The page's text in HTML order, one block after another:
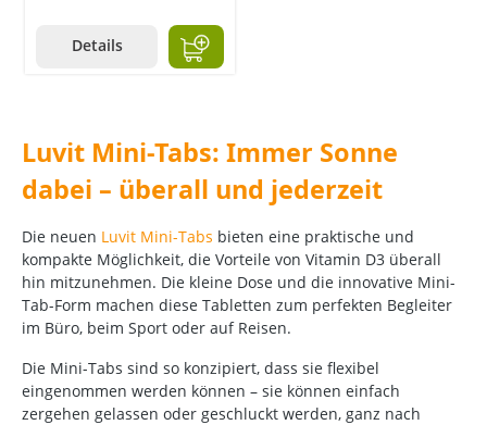
Details
Luvit Mini-Tabs: Immer Sonne
dabei – überall und jederzeit
Die neuen Luvit Mini-Tabs bieten eine praktische und
kompakte Möglichkeit, die Vorteile von Vitamin D3 überall
hin mitzunehmen. Die kleine Dose und die innovative Mini-
Tab-Form machen diese Tabletten zum perfekten Begleiter
im Büro, beim Sport oder auf Reisen.
Die Mini-Tabs sind so konzipiert, dass sie flexibel
eingenommen werden können – sie können einfach
zergehen gelassen oder geschluckt werden, ganz nach